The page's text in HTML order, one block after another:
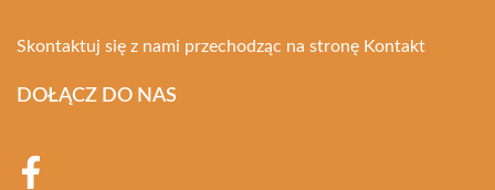
Skontaktuj się z nami przechodząc na stronę Kontakt
DOŁĄCZ DO NAS